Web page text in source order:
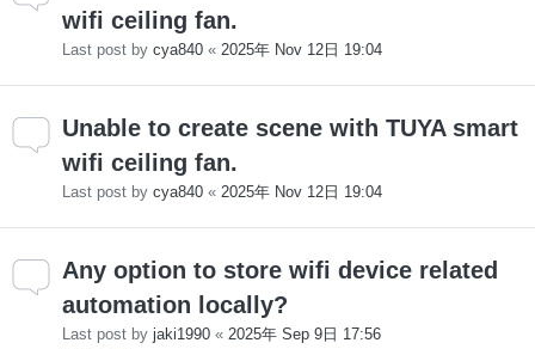
wifi ceiling fan.
Last post by cya840 « 2025年 Nov 12日 19:04
Unable to create scene with TUYA smart
wifi ceiling fan.
Last post by cya840 « 2025年 Nov 12日 19:04
Any option to store wifi device related
automation locally?
Last post by jaki1990 « 2025年 Sep 9日 17:56